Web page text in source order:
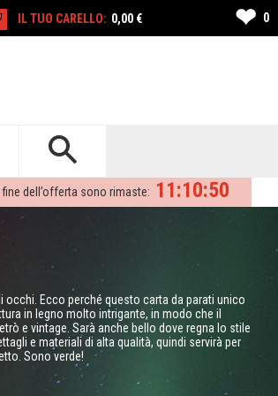
IL TUO CARELLO: 0,00 € ❤ 0
11:10:49
dell’offerta sono rimaste:
Ecco perché questo carta da parati unico
in legno molto intrigante, in modo che il
e vintage. Sarà anche bello dove regna lo stile
e materiali di alta qualità, quindi servirà per
Sono verde!